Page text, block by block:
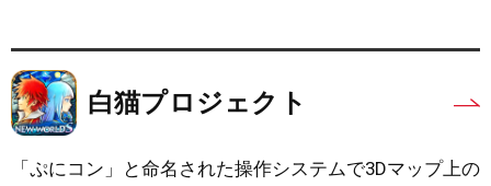
白猫プロジェクト
「ぷにコン」と命名された操作システムで3Dマップ上の